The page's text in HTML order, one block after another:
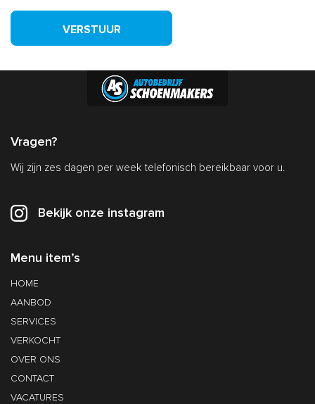
VERSTUUR
Vragen?
Wij zijn zes dagen per week telefonisch bereikbaar voor u.
Bekijk onze instagram
Menu item’s
HOME
AANBOD
SERVICES
VERKOCHT
OVER ONS
CONTACT
VACATURES